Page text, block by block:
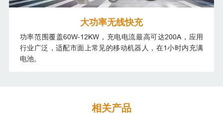
大功率无线快充
功率范围覆盖60W-12KW，充电电流最高可达200A，应用
行业广泛，适配市面上常见的移动机器人，在1小时内充满
电池。
相关产品